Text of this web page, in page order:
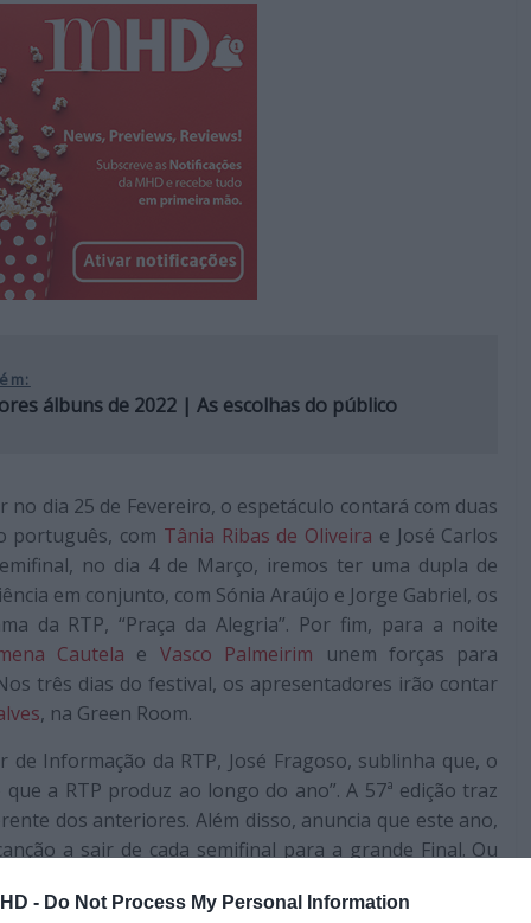
- Do Not Process My Personal Information
álbuns de 2022 | As escolhas do público
dia 25 de Fevereiro, o espetáculo contará com duas
português, com Tânia Ribas de Oliveira e José Carlos
no dia 4 de Março, iremos ter uma dupla de
em conjunto, com Sónia Araújo e Jorge Gabriel, os
da RTP, “Praça da Alegria”. Por fim, para a noite
Cautela e Vasco Palmeirim unem forças para
três dias do festival, os apresentadores irão contar
, na Green Room.
Informação da RTP, José Fragoso, sublinha que, o
a RTP produz ao longo do ano”. A 57ª edição traz
dos anteriores. Além disso, anuncia que este ano,
a sair de cada semifinal para a grande Final. Ou
Assim sendo, como é habitual,
cinco serão apuradas para a final pelo sistema de